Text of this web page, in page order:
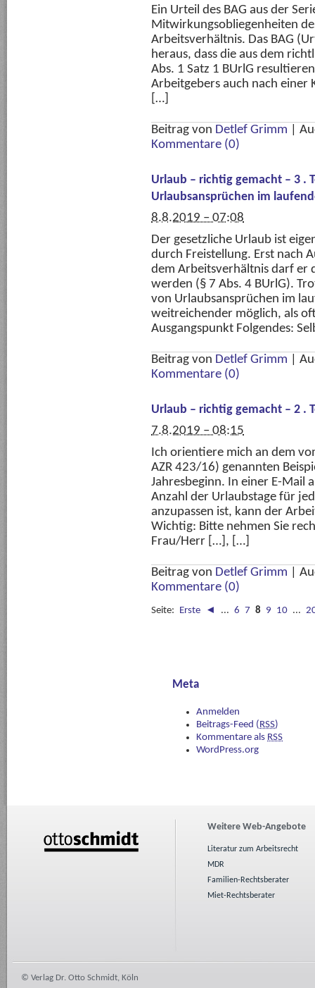
Ein Urteil des BAG aus der
Mitwirkungsobliegenheiten
Arbeitsverhältnis. Das BAG
heraus, dass die aus dem
Abs. 1 Satz 1 BUrlG
Arbeitgebers auch nach einer
[…]
Beitrag von Detlef Grimm
Kommentare (0)
Urlaub – richtig gemacht – 3 .
Urlaubsansprüchen im
8.8.2019 – 07:08
Der gesetzliche Urlaub ist
durch Freistellung. Erst nach
dem Arbeitsverhältnis darf er
werden (§ 7 Abs. 4 BUrlG).
von Urlaubsansprüchen im
weitreichender möglich, als
Ausgangspunkt Folgendes:
Beitrag von Detlef Grimm
Kommentare (0)
Urlaub – richtig gemacht – 2 .
7.8.2019 – 08:15
Ich orientiere mich an dem
AZR 423/16) genannten
Jahresbeginn. In einer E-Mail
Anzahl der Urlaubstage für
anzupassen ist, kann der
Wichtig: Bitte nehmen Sie
Frau/Herr […], […]
Beitrag von Detlef Grimm
Kommentare (0)
Seite: Erste ◄ ... 6 7 8 9 10 ...
Meta
Anmelden
Beitrags-Feed (RSS)
Kommentare als RSS
WordPress.org
Weitere Web-Angebote
Literatur zum Arbeitsrecht
MDR
Familien-Rechtsberater
Miet-Rechtsberater
© Verlag Dr. Otto Schmidt, Köln